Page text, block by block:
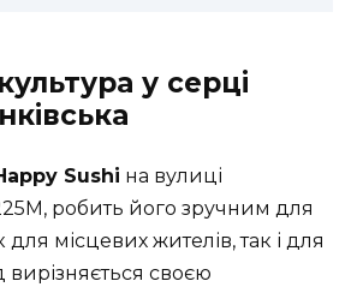
у серці
Sushі на вулиці
робить його зручним для
для місцевих жителів, так і для
вирізняється своєю